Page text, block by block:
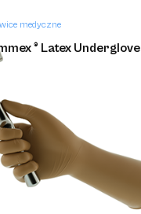
medyczne
® Latex Underglove